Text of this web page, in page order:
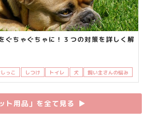
ぐちゃぐちゃに！３つの対策を詳しく解
っこ しつけ トイレ 犬 飼い主さんの悩み
ト用品」を全て見る ▶︎